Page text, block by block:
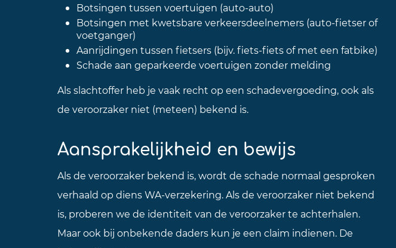
Botsingen tussen voertuigen (auto-auto)
Botsingen met kwetsbare verkeersdeelnemers (auto-fietser of
voetganger)
Aanrijdingen tussen fietsers (bijv. fiets-fiets of met een fatbike)
Schade aan geparkeerde voertuigen zonder melding
Als slachtoffer heb je vaak recht op een schadevergoeding, ook als
de veroorzaker niet (meteen) bekend is.
Aansprakelijkheid en bewijs
Als de veroorzaker bekend is, wordt de schade normaal gesproken
verhaald op diens WA-verzekering. Als de veroorzaker niet bekend
is, proberen we de identiteit van de veroorzaker te achterhalen.
Maar ook bij onbekende daders kun je een claim indienen. De